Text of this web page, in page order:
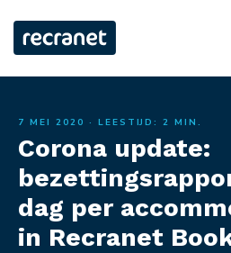
7 MEI 2020 · LEESTIJD: 2 MIN.
Corona update:
dag per
in Recranet